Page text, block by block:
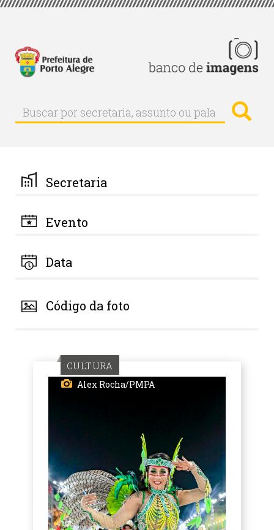
Pular
principal
Buscar
Buscar
por
palavra-
chave
Secretaria
Evento
Data
Código da foto
CULTURA
Alex Rocha/PMPA